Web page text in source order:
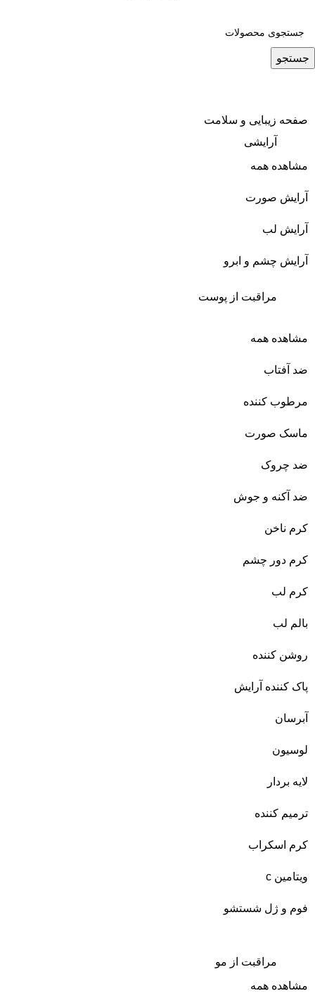
جستجو
صفحه زیبایی و سلامت
آرایشی
مشاهده همه
آرایش صورت
آرایش لب
آرایش چشم و ابرو
مراقبت از پوست
مشاهده همه
ضد آفتاب
مرطوب کننده
ماسک صورت
ضد چروک
ضد آکنه و جوش
کرم ناخن
کرم دور چشم
کرم لب
بالم لب
روشن کننده
پاک کننده آرایش
آبرسان
لوسیون
لایه بردار
ترمیم کننده
کرم اسکراب
ویتامین c
فوم و ژل شستشو
مراقبت از مو
مشاهده همه